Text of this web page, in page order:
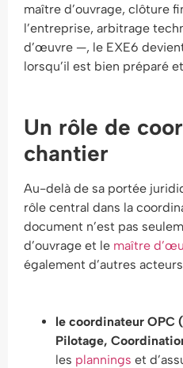
maître d’ouvrage, clôture
l’entreprise, arbitrage
d’œuvre —, le EXE6
lorsqu’il est bien préparé
Un rôle de
chantier
Au-delà de sa portée
rôle central dans la
document n’est pas
d’ouvrage et le maître
également d’autres
le coordinateur OPC
Pilotage,
les plannings et